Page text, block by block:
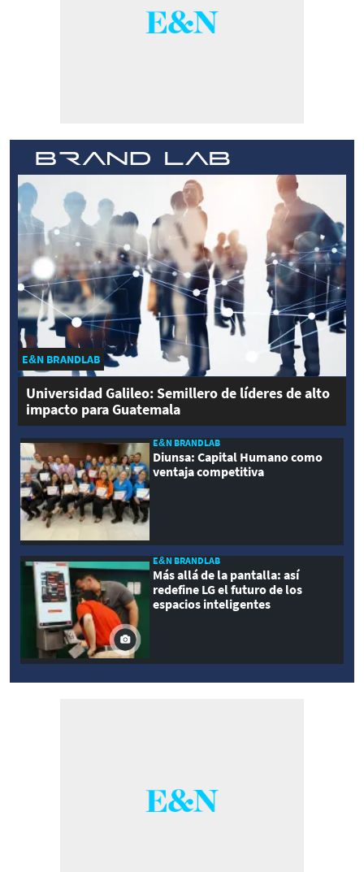
E&N BRANDLAB
Universidad Galileo: Semillero de líderes de alto
impacto para Guatemala
E&N BRANDLAB
Diunsa: Capital Humano como
ventaja competitiva
E&N BRANDLAB
Más allá de la pantalla: así
redefine LG el futuro de los
espacios inteligentes